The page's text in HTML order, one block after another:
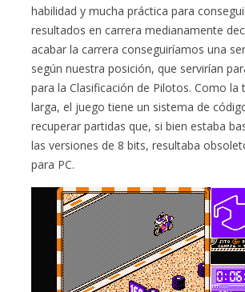
habilidad y mucha práctica para
resultados en carrera medianamente
acabar la carrera conseguiríamos una
según nuestra posición, que servirían
para la Clasificación de Pilotos. Como la
larga, el juego tiene un sistema de
recuperar partidas que, si bien estaba
las versiones de 8 bits, resultaba
para PC.